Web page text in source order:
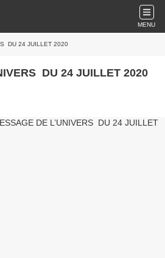
MENU
DU 24 JUILLET 2020
DU 24 JUILLET 2020